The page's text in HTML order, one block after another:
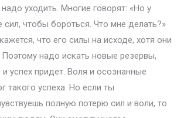
уходить. Многие говорят: «Но у
сил, чтобы бороться. Что мне делать?»
что его силы на исходе, хотя они
Поэтому надо искать новые резервы,
успех придет. Воля и осознанные
такого успеха. Но если ты
полную потерю сил и воли, то